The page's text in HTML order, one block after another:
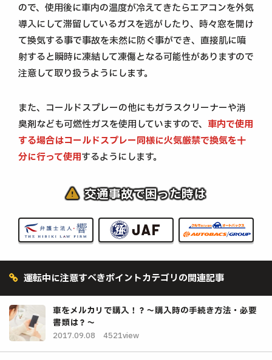
ので、使用後に車内の温度が冷えてきたらエアコンを外気
導入にして滞留しているガスを逃がしたり、時々窓を開け
て換気する事で事故を未然に防ぐ事ができ、直接肌に噴
射すると瞬時に凍結して凍傷となる可能性がありますので
注意して取り扱うようにします。
また、コールドスプレーの他にもガラスクリーナーや消
臭剤なども可燃性ガスを使用していますので、 車内で使用
する場合はコールドスプレー同様に火気厳禁で換気を十
分に行って使用するようにします。
交通事故で困った時は
運転中に注意すべきポイントカテゴリの関連記事
車をメルカリで購入！？～購入時の手続き方法・必要
書類は？～
2017.09.08 4521view